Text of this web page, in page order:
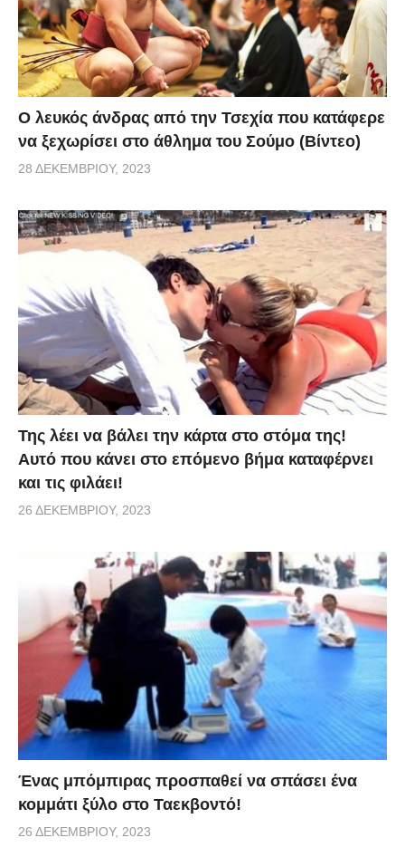
Ο λευκός άνδρας από την Τσεχία που κατάφερε
να ξεχωρίσει στο άθλημα του Σούμο (Βίντεο)
28 ΔΕΚΕΜΒΡΊΟΥ, 2023
Της λέει να βάλει την κάρτα στο στόμα της!
Αυτό που κάνει στο επόμενο βήμα καταφέρνει
και τις φιλάει!
26 ΔΕΚΕΜΒΡΊΟΥ, 2023
Ένας μπόμπιρας προσπαθεί να σπάσει ένα
κομμάτι ξύλο στο Ταεκβοντό!
26 ΔΕΚΕΜΒΡΊΟΥ, 2023